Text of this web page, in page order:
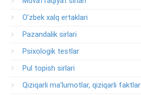
O'zbek xalq ertaklari
Pazandalik sirlari
Psixologik testlar
Pul topish sirlari
Qiziqarli ma’lumotlar, qiziqarli faktlar